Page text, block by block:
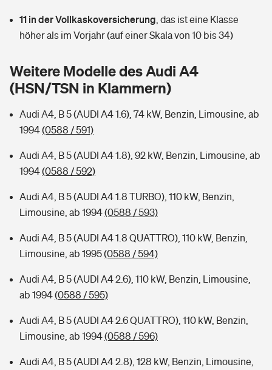
Tools
Hochwasser-Check: Wie gefährdet ist Ihr Haus?
Sie haben Fragen?
Handyversicherung
Private Cyberversicherung
Zur Übersicht
Kinderunfall-Check: Mehr Sicherheit für deine Kids
Typklassen: So ist Ihr Auto eingestuft
Sie haben Fragen?
Wer versichert was: Jetzt Versicherer finden
Rentenrechner: Wie viel Geld bekomme ich im Alter?
11 in der Vollkaskoversicherung das ist eine Klasse
höher als im Vorjahr (auf einer Skala von 10 bis 34)
Weitere Modelle des Audi A4
(HSN/TSN in Klammern)
Audi A4, B 5 (AUDI A4 1.6), 74 kW, Benzin, Limousine, ab
1994(0588 / 591)
Audi A4, B 5 (AUDI A4 1.8), 92 kW, Benzin, Limousine, ab
1994(0588 / 592)
Audi A4, B 5 (AUDI A4 1.8 TURBO), 110 kW, Benzin,
Limousine, ab 1994(0588 / 593)
Audi A4, B 5 (AUDI A4 1.8 QUATTRO), 110 kW, Benzin,
Limousine, ab 1995(0588 / 594)
Audi A4, B 5 (AUDI A4 2.6), 110 kW, Benzin, Limousine,
ab 1994(0588 / 595)
Audi A4, B 5 (AUDI A4 2.6 QUATTRO), 110 kW, Benzin,
Limousine, ab 1994(0588 / 596)
Audi A4, B 5 (AUDI A4 2.8), 128 kW, Benzin, Limousine,